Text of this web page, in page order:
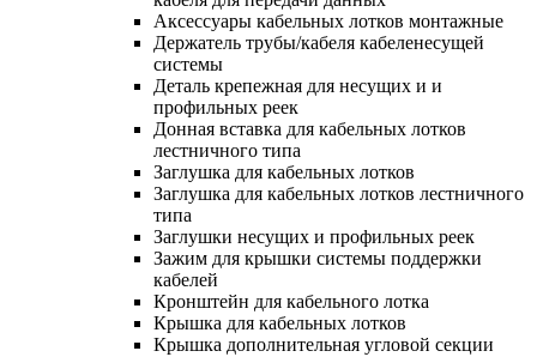
Аксессуары кабельных лотков монтажные
Держатель трубы/кабеля кабеленесущей
системы
Деталь крепежная для несущих и и
профильных реек
Донная вставка для кабельных лотков
лестничного типа
Заглушка для кабельных лотков
Заглушка для кабельных лотков лестничного
типа
Заглушки несущих и профильных реек
Зажим для крышки системы поддержки
кабелей
Кронштейн для кабельного лотка
Крышка для кабельных лотков
Крышка дополнительная угловой секции